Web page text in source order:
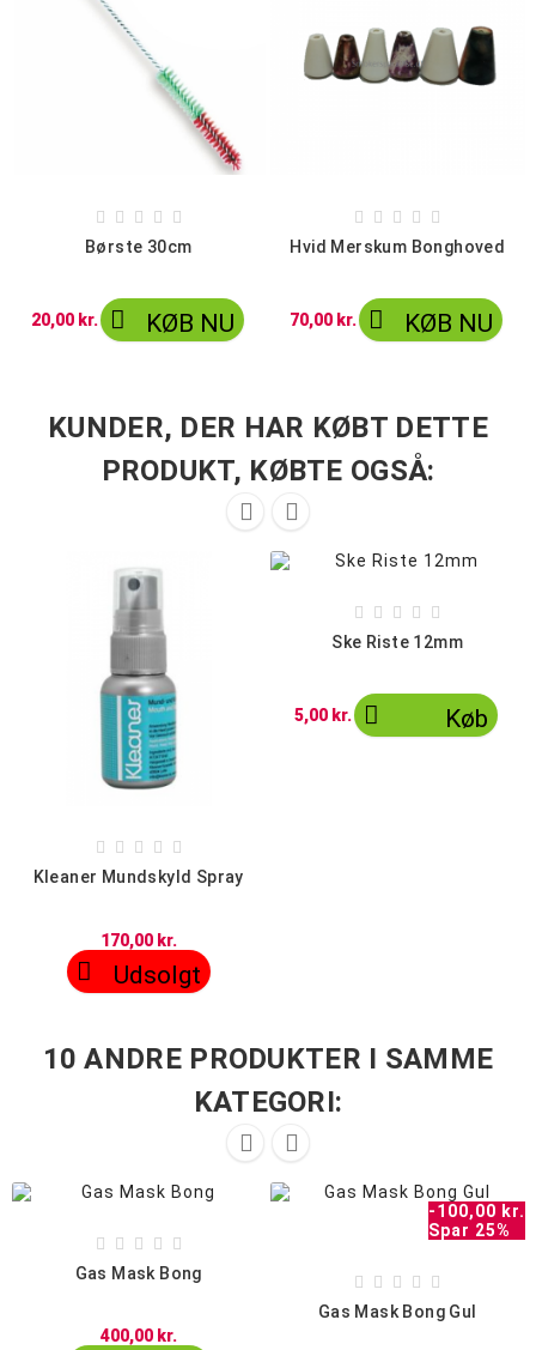
    
Børste 30cm
20,00 kr.  KØB NU
    
Hvid Merskum Bonghoved
70,00 kr.  KØB NU
KUNDER, DER HAR KØBT DETTE
PRODUKT, KØBTE OGSÅ:
 
    
Kleaner Mundskyld Spray
170,00 kr.
 Udsolgt
    
Ske Riste 12mm
5,00 kr.  Køb
10 ANDRE PRODUKTER I SAMME
KATEGORI:
 
    
Gas Mask Bong
400,00 kr.
-100,00 kr.
Spar 25%
    
Gas Mask Bong Gul